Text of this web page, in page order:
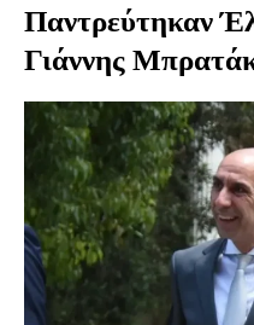
Παντρεύτηκαν
Γιάννης